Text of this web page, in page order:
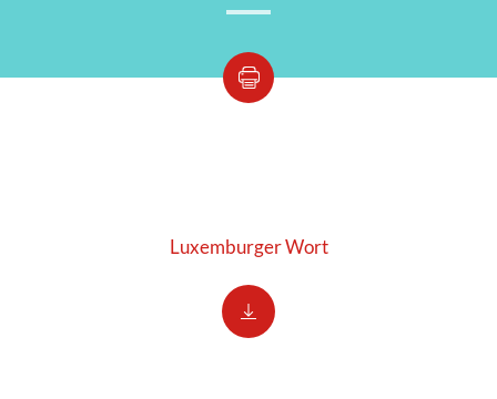
Luxemburger Wort